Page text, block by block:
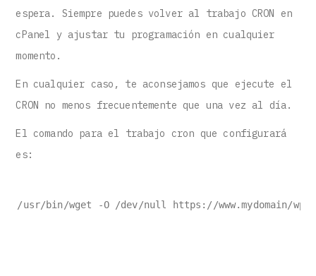
espera. Siempre puedes volver al trabajo CRON en
cPanel y ajustar tu programación en cualquier
momento.
En cualquier caso, te aconsejamos que ejecute el
CRON no menos frecuentemente que una vez al día.
El comando para el trabajo cron que configurará
es:
/usr/bin/wget -O /dev/null https://www.mydomain/wp-